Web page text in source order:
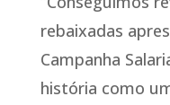
rebaixadas
Campanha
história como